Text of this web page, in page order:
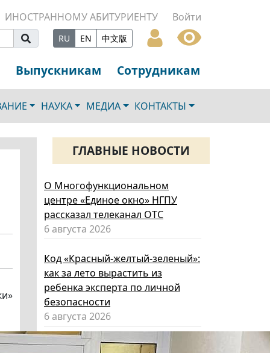
ИНОСТРАННОМУ АБИТУРИЕНТУ Войти
RU EN 中文版
Выпускникам Сотрудникам
НАУКА МЕДИА КОНТАКТЫ
ГЛАВНЫЕ НОВОСТИ
О Многофункциональном
центре «Единое окно» НГПУ
рассказал телеканал ОТС
6 августа 2026
Код «Красный-желтый-зеленый»:
как за лето вырастить из
ребенка эксперта по личной
безопасности
6 августа 2026
Эксперт НГПУ объяснил, как